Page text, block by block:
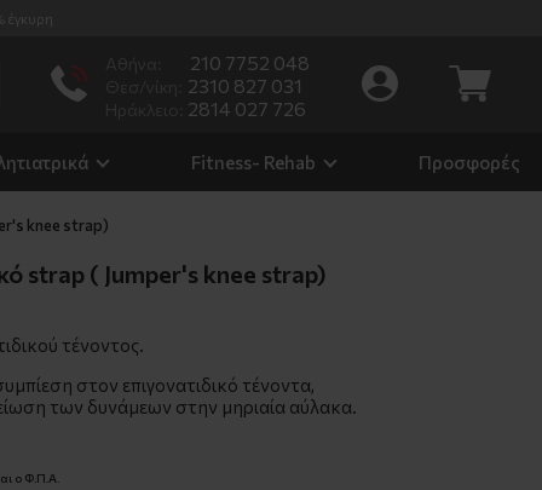
έγκυρη
210 7752 048
2310 827 031
2814 027 726
Fitness- Rehab Προσφορές
knee strap)
strap ( Jumper's knee strap)
τένοντος.
στον επιγονατιδικό τένοντα,
των δυνάμεων στην μηριαία αύλακα.
ο Φ.Π.Α.